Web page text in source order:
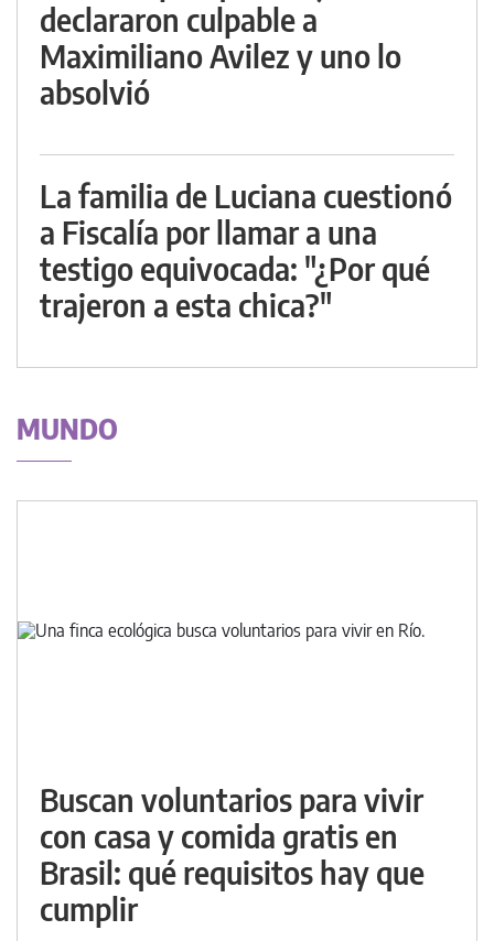
declararon culpable a
Maximiliano Avilez y uno lo
absolvió
La familia de Luciana cuestionó
a Fiscalía por llamar a una
testigo equivocada: "¿Por qué
trajeron a esta chica?"
MUNDO
Buscan voluntarios para vivir
con casa y comida gratis en
Brasil: qué requisitos hay que
cumplir